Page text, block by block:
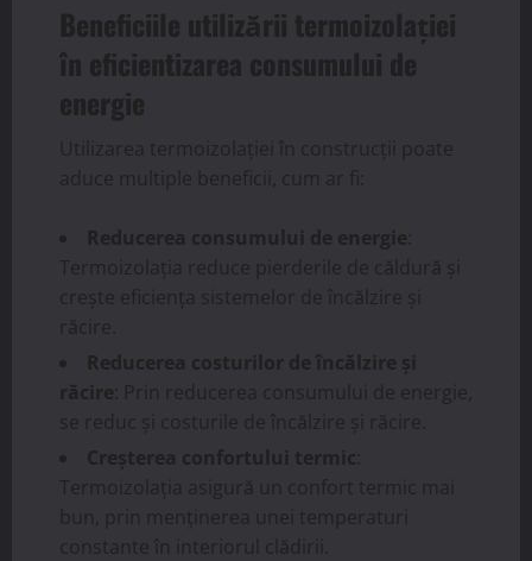
Beneficiile utilizării termoizolației
în eficientizarea consumului de
energie
Utilizarea termoizolației în construcții poate
aduce multiple beneficii, cum ar fi:
Reducerea consumului de energie
Termoizolația reduce pierderile de căldură și
crește eficiența sistemelor de încălzire și
răcire.
Reducerea costurilor de încălzire și
răcire : Prin reducerea consumului de energie,
se reduc și costurile de încălzire și răcire.
Creșterea confortului termic
Termoizolația asigură un confort termic mai
bun, prin menținerea unei temperaturi
constante în interiorul clădirii.